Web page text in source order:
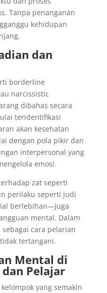
Tanpa penanganan
kehidupan
dan
borderline
narcissistic
dibahas secara
teridentifikasi
akan kesehatan
dengan pola pikir dan
interpersonal yang
emosi.
zat seperti
perilaku seperti judi
berlebihan—juga
mental. Dalam
cara pelarian
tertangani.
Mental di
Pelajar
yang semakin